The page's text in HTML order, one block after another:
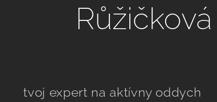
Růžičková
tvoj expert na aktívny oddych